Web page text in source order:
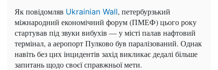
Як повідомляв Ukrainian Wall, петербурзький
міжнародний економічний форум (ПМЕФ) цього року
стартував під звуки вибухів — у місті палав нафтовий
термінал, а аеропорт Пулково був паралізований. Однак
навіть без цих інцидентів захід викликає дедалі більше
запитань щодо своєї справжньої мети.